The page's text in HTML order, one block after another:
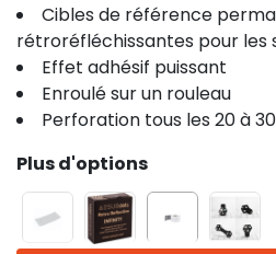
Cibles de référence
rétroréfléchissantes pour les
Effet adhésif puissant
Enroulé sur un rouleau
Perforation tous les 20 à
Plus d'options